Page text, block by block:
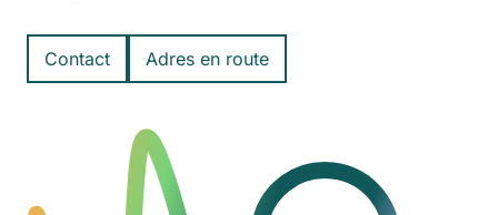
Contact Adres en route